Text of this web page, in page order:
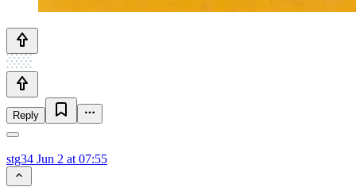
Reply
stg34 Jun 2 at 07:55